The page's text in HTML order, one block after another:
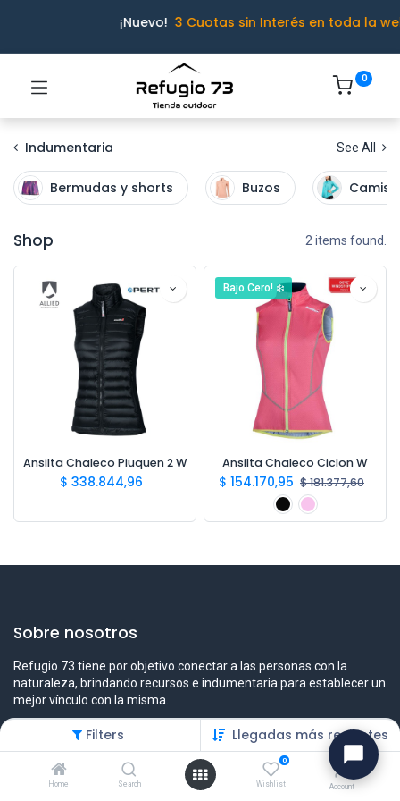
Filters Llegadas más recientes
Home Search
0
Wishlist Account
¡Nuevo! 3 Cuotas sin Interés en toda la
0
Indumentaria See All
Bermudas y shorts Buzos
Shop 2 items found.
Ansilta Chaleco Piuquen 2 W
$ 338.844,96
Bajo Cero! ❄️
Ansilta Chaleco Ciclon W
$ 154.170,95 $181.377,60
Ivo · Refugio 73
● En línea
Sobre nosotros
Refugio 73 tiene por objetivo conectar a las personas con la
naturaleza, brindando recursos e indumentaria para establecer un
mejor vínculo con la misma.
Contáctenos